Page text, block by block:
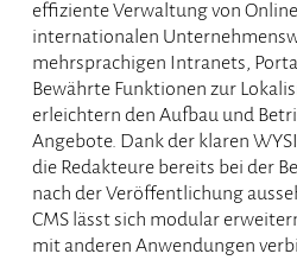
effiziente Verwaltung von
internationalen
mehrsprachigen Intranets,
Bewährte Funktionen zur
erleichtern den Aufbau und
Angebote. Dank der klaren
die Redakteure bereits bei der
nach der Veröffentlichung
CMS lässt sich modular
mit anderen Anwendungen